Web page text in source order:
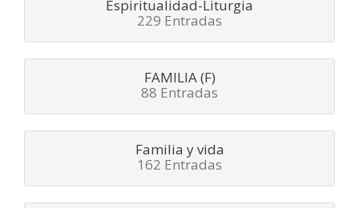
Espiritualidad-Liturgia
229 Entradas
FAMILIA (F)
88 Entradas
Familia y vida
162 Entradas